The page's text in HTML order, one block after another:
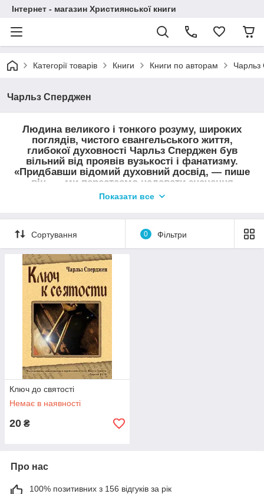
Інтернет - магазин Християнської книги
Категорії товарів Книги Книги по авторам
Чарльз Сперджен
Людина великого і тонкого розуму, широких
поглядів, чистого євангельського життя,
глибокої духовності Чарльз Сперджен був
вільний від проявів вузькості і фанатизму.
«Придбавши відомий духовний досвід, — пише
він, — ми перестаємо надавати значення
відмінності у віросповіданнях, у
знайшовши Його, служити Йому. Тоді по милості
Божій веронетерпимость зникає в нас.» У
багатьох країнах Ч. Сперджена справедливо
називають «королем проповідників». Кажуть,
що не залишилося ні одного вірша в Біблії, що
він не розкрив би в своїх проповідях. Його
проповіді були видані в сорока томах. Твори
Сперджена становлять велику бібліотеку, для
прочитання якої потрібні роки.
Показати все
Сортування 0 Фільтри
Ключ до святості
Немає в наявності
20 ₴
Про нас
100% позитивних з 156 відгуків за рік